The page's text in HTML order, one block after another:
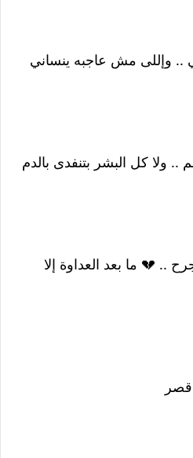
.. وإللى مش عاجبه ينساني
ولا كل البشر بتنفدى بالدم
.. 💔 ما بعد العداوة إلا